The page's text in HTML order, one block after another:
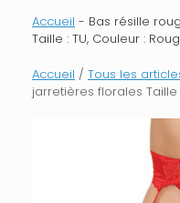
Accueil - Bas résille
Taille : TU, Couleur :
Accueil / Tous les
jarretières florales Taille